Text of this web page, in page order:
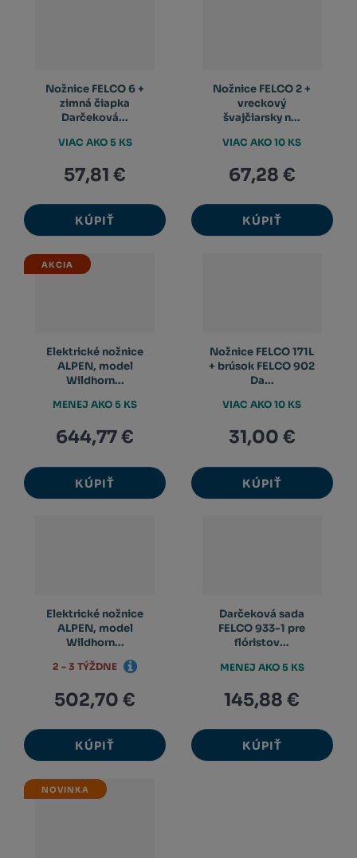
Nožnice FELCO 6 +
zimná čiapka
Darčeková...
57,81 €
KÚPIŤ
VIAC AKO 5 KS
Nožnice FELCO 2 +
vreckový
švajčiarsky n...
67,28 €
KÚPIŤ
VIAC AKO 10 KS
AKCIA
Elektrické nožnice
ALPEN, model
Wildhorn...
644,77 €
KÚPIŤ
MENEJ AKO 5 KS
Nožnice FELCO 171L
+ brúsok FELCO 902
Da...
31,00 €
KÚPIŤ
VIAC AKO 10 KS
Elektrické nožnice
ALPEN, model
Wildhorn...
502,70 €
KÚPIŤ
2 - 3 TÝŽDNE
Darčeková sada
FELCO 933-1 pre
flóristov...
145,88 €
KÚPIŤ
MENEJ AKO 5 KS
NOVINKA